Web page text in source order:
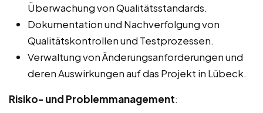
Überwachung von Qualitätsstandards.
Dokumentation und Nachverfolgung von
Qualitätskontrollen und Testprozessen.
Verwaltung von Änderungsanforderungen und
deren Auswirkungen auf das Projekt in Lübeck.
Risiko- und Problemmanagement: